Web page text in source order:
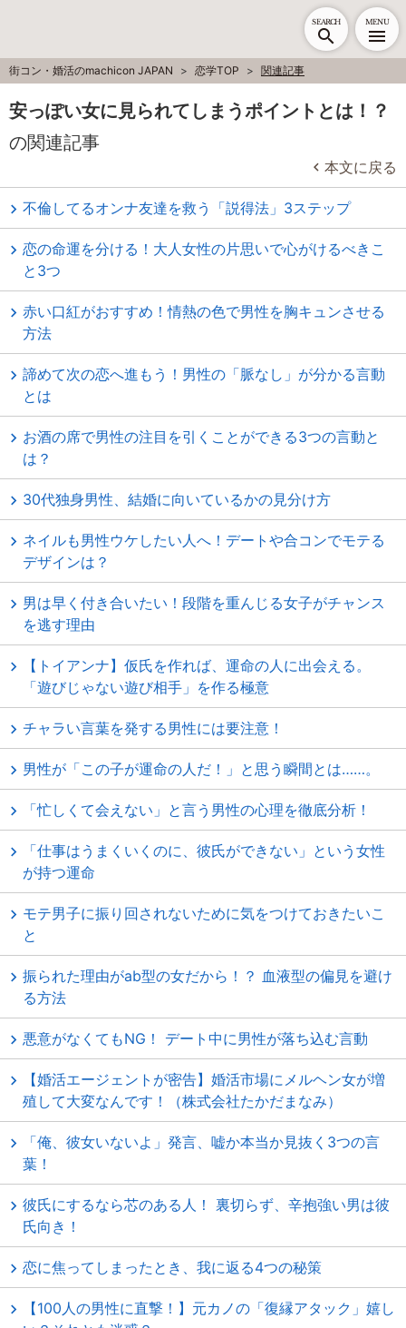
SEARCH MENU
街コン・婚活のmachicon JAPAN 恋学TOP 関連記事
安っぽい女に見られてしまうポイントとは！？
の関連記事
本文に戻る
不倫してるオンナ友達を救う「説得法」3ステップ
恋の命運を分ける！大人女性の片思いで心がけるべきこ
と3つ
赤い口紅がおすすめ！情熱の色で男性を胸キュンさせる
方法
諦めて次の恋へ進もう！男性の「脈なし」が分かる言動
とは
お酒の席で男性の注目を引くことができる3つの言動と
は？
30代独身男性、結婚に向いているかの見分け方
ネイルも男性ウケしたい人へ！デートや合コンでモテる
デザインは？
男は早く付き合いたい！段階を重んじる女子がチャンス
を逃す理由
【トイアンナ】仮氏を作れば、運命の人に出会える。
「遊びじゃない遊び相手」を作る極意
チャラい言葉を発する男性には要注意！
男性が「この子が運命の人だ！」と思う瞬間とは……。
「忙しくて会えない」と言う男性の心理を徹底分析！
「仕事はうまくいくのに、彼氏ができない」という女性
が持つ運命
モテ男子に振り回されないために気をつけておきたいこ
と
振られた理由がab型の女だから！？ 血液型の偏見を避け
る方法
悪意がなくてもNG！ デート中に男性が落ち込む言動
【婚活エージェントが密告】婚活市場にメルヘン女が増
殖して大変なんです！（株式会社たかだまなみ）
「俺、彼女いないよ」発言、嘘か本当か見抜く3つの言
葉！
彼氏にするなら芯のある人！ 裏切らず、辛抱強い男は彼
氏向き！
恋に焦ってしまったとき、我に返る4つの秘策
【100人の男性に直撃！】元カノの「復縁アタック」嬉し